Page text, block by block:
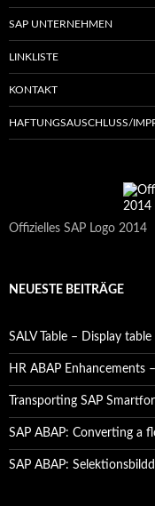
SAP UNTERNEHMEN
LINKLISTE
KONTAKT
HAFTUNGSAUSCHLUSS/
Offizielles SAP Logo 2014
NEUESTE BEITRÄGE
SALV Table – Display
HR ABAP Enhancements
Transporting SAP
SAP ABAP: Converting a
SAP ABAP: